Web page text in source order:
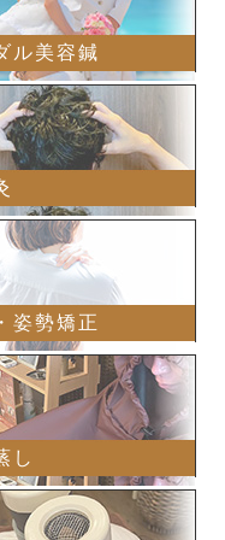
ル美容鍼
姿勢矯正
し